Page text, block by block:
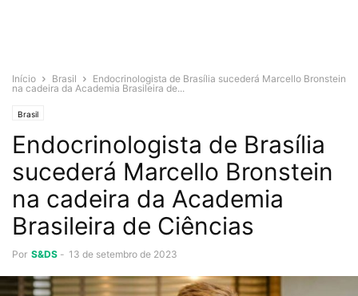
Início Brasil
Endocrinologista de Brasília sucederá Marcello Bronstein
na cadeira da Academia Brasileira de...
Brasil
Endocrinologista de Brasília
sucederá Marcello Bronstein
na cadeira da Academia
Brasileira de Ciências
Por S&DS - 13 de setembro de 2023